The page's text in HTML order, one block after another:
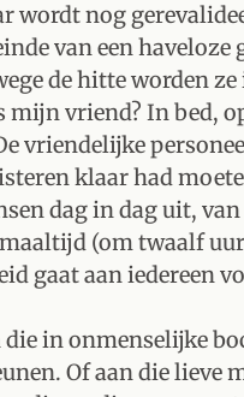
wordt nog
van een
de hitte worden
mijn vriend? In bed,
vriendelijke
klaar had
dag in dag uit,
(om twaalf
gaat aan iedereen
die in onmenselijke
Of aan die lieve